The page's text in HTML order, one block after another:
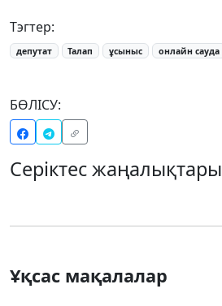
Тэгтер:
депутат Талап ұсыныс онлайн сауда
БӨЛІСУ:
Серіктес жаңалықтары
Ұқсас мақалалар